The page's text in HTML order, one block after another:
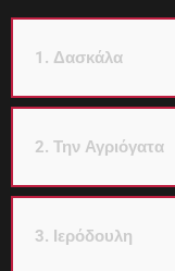
1. Δασκάλα
2. Την Αγριόγατα
3. Ιερόδουλη